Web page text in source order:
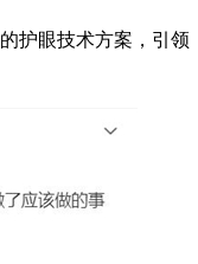
护眼技术方案，引领